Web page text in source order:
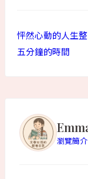
怦然心動的人生
五分鐘的時間
瀏覽簡介